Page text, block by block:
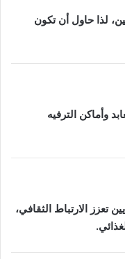
لذا حاول أن تكون
وأماكن الترفيه
تعزز الارتباط الثقافي،